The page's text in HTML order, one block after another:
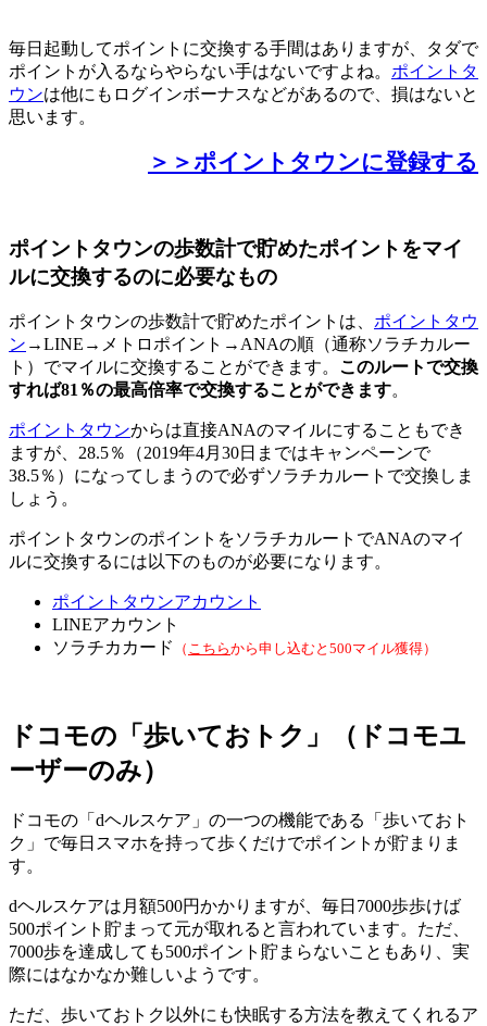
毎日起動してポイントに交換する手間はありますが、タダで
ポイントが入るならやらない手はないですよね。 ポイントタ
ウンは他にもログインボーナスなどがあるので、損はないと
思います。
＞＞ポイントタウンに登録する
ポイントタウンの歩数計で貯めたポイントをマイ
ルに交換するのに必要なもの
ポイントタウンの歩数計で貯めたポイントは、 ポイントタウ
ン →LINE→メトロポイント→ANAの順（通称ソラチカルー
ト）でマイルに交換することができます。 このルートで交換
すれば81％の最高倍率で交換することができます。
ポイントタウンからは直接ANAのマイルにすることもでき
ますが、28.5％（2019年4月30日まではキャンペーンで
38.5％）になってしまうので必ずソラチカルートで交換しま
しょう。
ポイントタウンのポイントをソラチカルートでANAのマイ
ルに交換するには以下のものが必要になります。
ポイントタウンアカウント
LINEアカウント
ソラチカカード
（ こちらから申し込むと500マイル獲得）
ドコモの「歩いておトク」（ドコモユ
ーザーのみ）
ドコモの「dヘルスケア」の一つの機能である「歩いておト
ク」で毎日スマホを持って歩くだけでポイントが貯まりま
す。
dヘルスケアは月額500円かかりますが、毎日7000歩歩けば
500ポイント貯まって元が取れると言われています。ただ、
7000歩を達成しても500ポイント貯まらないこともあり、実
際にはなかなか難しいようです。
ただ、歩いておトク以外にも快眠する方法を教えてくれるア